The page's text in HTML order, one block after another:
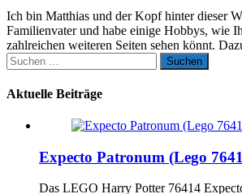
Ich bin Matthias und der Kopf hinter dieser
Familienvater und habe einige Hobbys, wie
zahlreichen weiteren Seiten sehen könnt.
Suchen
nach:
Aktuelle Beiträge
Expecto Patronum (Lego
Das LEGO Harry Potter 76414